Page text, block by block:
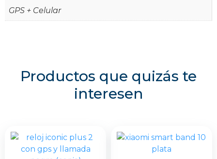
GPS + Celular
Productos que quizás te
interesen